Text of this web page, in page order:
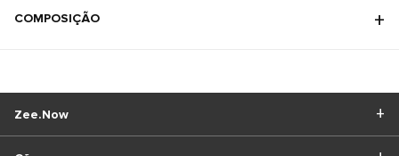
COMPOSIÇÃO
Zee.Now